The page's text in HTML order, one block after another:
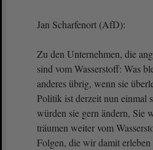
Jan Scharfenort (AfD):
Zu den Unternehmen, die
sind vom Wasserstoff: Was
anderes übrig, wenn sie
Politik ist derzeit nun einmal
würden sie gern ändern, Sie
träumen weiter vom
Folgen, die wir damit